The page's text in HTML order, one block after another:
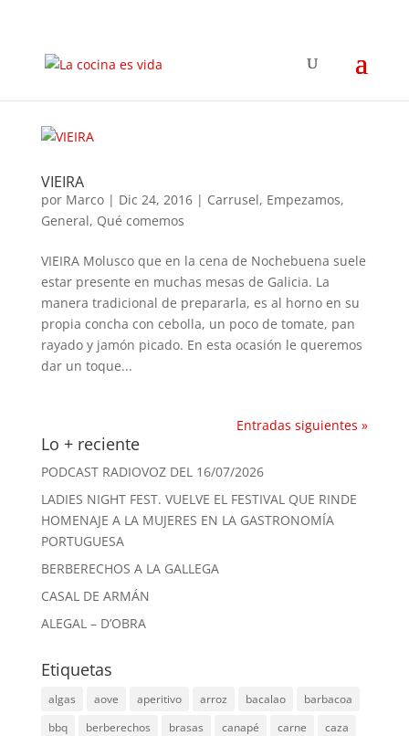
VIEIRA
por Marco| Dic 24, 2016| Carrusel, Empezamos,
General, Qué comemos
VIEIRA Molusco que en la cena de Nochebuena suele
estar presente en muchas mesas de Galicia. La
manera tradicional de prepararla, es al horno en su
propia concha con cebolla, un poco de tomate, pan
rayado y jamón picado. En esta ocasión le queremos
dar un toque...
Entradas siguientes »
Lo + reciente
PODCAST RADIOVOZ DEL 16/07/2026
LADIES NIGHT FEST. VUELVE EL FESTIVAL QUE RINDE
HOMENAJE A LA MUJERES EN LA GASTRONOMÍA
PORTUGUESA
BERBERECHOS A LA GALLEGA
CASAL DE ARMÁN
ALEGAL – D’OBRA
Etiquetas
algas aove aperitivo arroz bacalao
barbacoa
bbq
berberechos brasas canapé carne
caza